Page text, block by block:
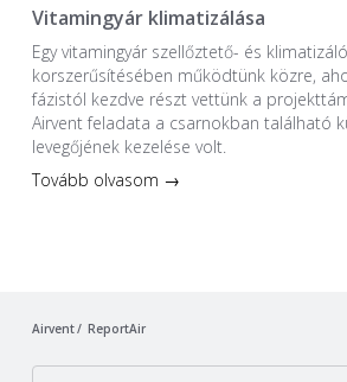
Vitamingyár klimatizálása
Egy vitamingyár szellőztető- és
korszerűsítésében működtünk közre,
fázistól kezdve részt vettünk a
Airvent feladata a csarnokban található
levegőjének kezelése volt.
Tovább olvasom →
Airvent ReportAir